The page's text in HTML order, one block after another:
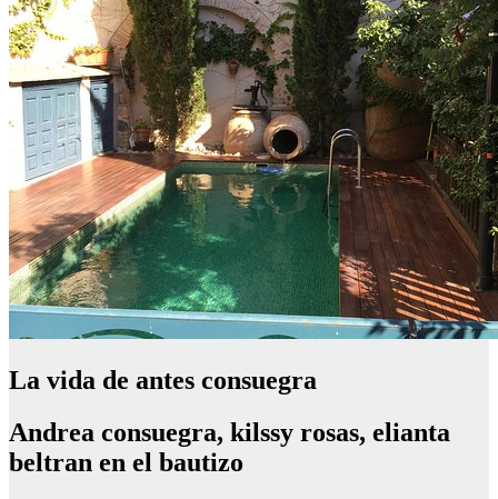
La vida de antes consuegra
Andrea consuegra, kilssy rosas, elianta
beltran en el bautizo